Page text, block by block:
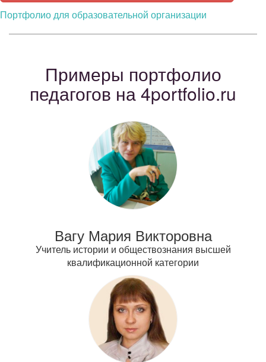
Портфолио для образовательной организации
Примеры портфолио
педагогов на 4portfolio.ru
Вагу Мария Викторовна
Учитель истории и обществознания высшей
квалификационной категории